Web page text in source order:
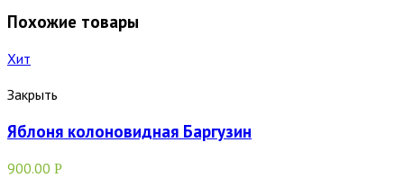
Похожие товары
Хит
Закрыть
Яблоня колоновидная Баргузин
900.00 Р